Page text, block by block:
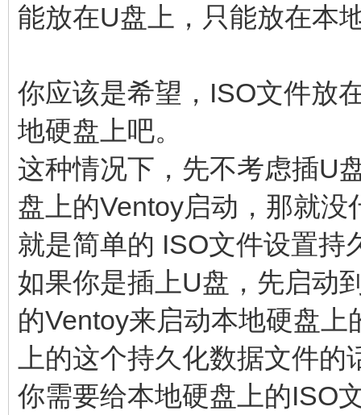
能放在U盘上，只能放在本
你应该是希望，ISO文件放
地硬盘上吧。
这种情况下，先不考虑插U
盘上的Ventoy启动，那就
就是简单的 ISO文件设置持
如果你是插上U盘，先启动
的Ventoy来启动本地硬盘
上的这个持久化数据文件
你需要给本地硬盘上的ISO